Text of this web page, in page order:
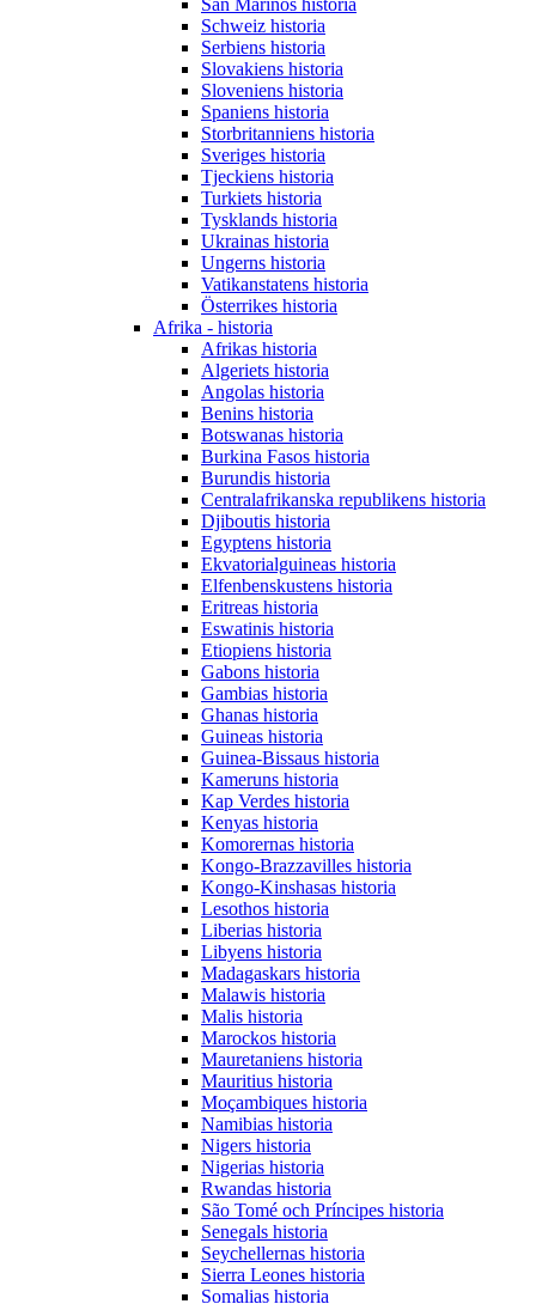
San Marinos historia
Schweiz historia
Serbiens historia
Slovakiens historia
Sloveniens historia
Spaniens historia
Storbritanniens historia
Sveriges historia
Tjeckiens historia
Turkiets historia
Tysklands historia
Ukrainas historia
Ungerns historia
Vatikanstatens historia
Österrikes historia
Afrika - historia
Afrikas historia
Algeriets historia
Angolas historia
Benins historia
Botswanas historia
Burkina Fasos historia
Burundis historia
Centralafrikanska republikens historia
Djiboutis historia
Egyptens historia
Ekvatorialguineas historia
Elfenbenskustens historia
Eritreas historia
Eswatinis historia
Etiopiens historia
Gabons historia
Gambias historia
Ghanas historia
Guineas historia
Guinea-Bissaus historia
Kameruns historia
Kap Verdes historia
Kenyas historia
Komorernas historia
Kongo-Brazzavilles historia
Kongo-Kinshasas historia
Lesothos historia
Liberias historia
Libyens historia
Madagaskars historia
Malawis historia
Malis historia
Marockos historia
Mauretaniens historia
Mauritius historia
Moçambiques historia
Namibias historia
Nigers historia
Nigerias historia
Rwandas historia
São Tomé och Príncipes historia
Senegals historia
Seychellernas historia
Sierra Leones historia
Somalias historia